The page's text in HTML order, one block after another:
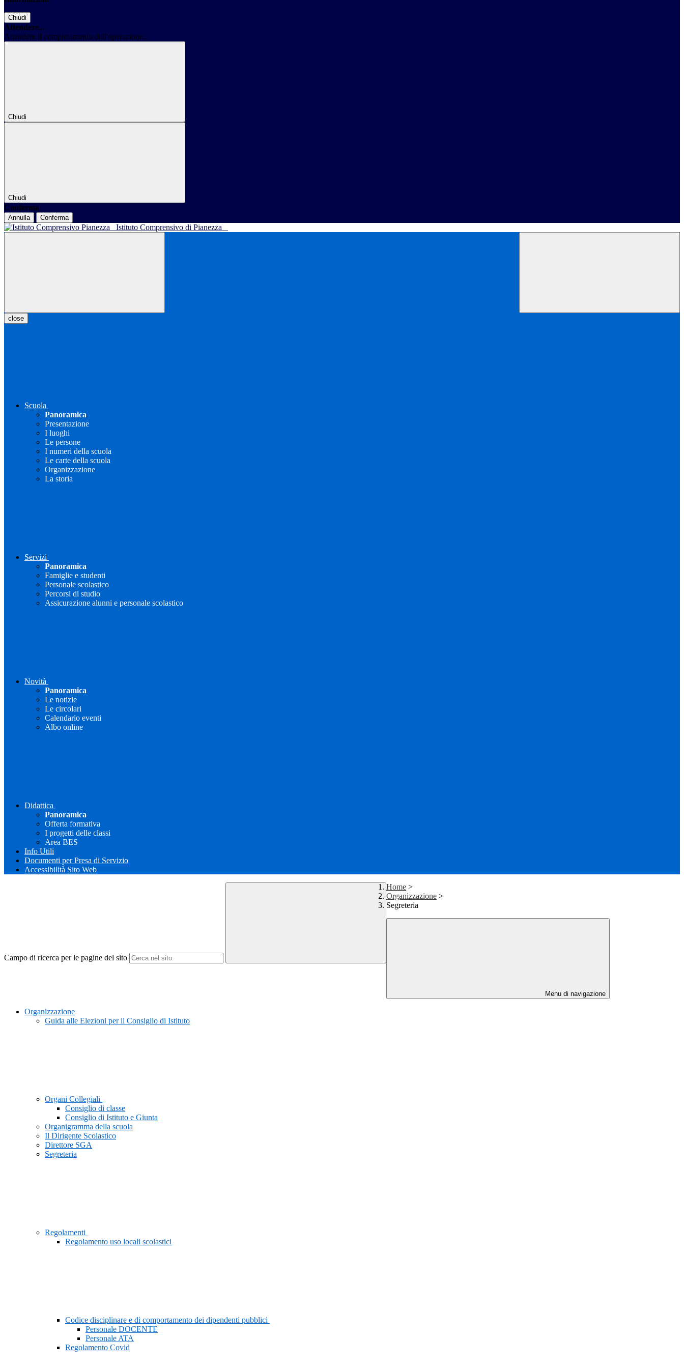
Chiudi
Attendere...
Attendere il completamento dell'operazione...
Chiudi
Chiudi
Conferma
Annulla Conferma
Istituto Comprensivo di Pianezza
close
Scuola
Panoramica
Presentazione
I luoghi
Le persone
I numeri della scuola
Le carte della scuola
Organizzazione
La storia
Servizi
Panoramica
Famiglie e studenti
Personale scolastico
Percorsi di studio
Assicurazione alunni e personale scolastico
Novità
Panoramica
Le notizie
Le circolari
Calendario eventi
Albo online
Didattica
Panoramica
Offerta formativa
I progetti delle classi
Area BES
Info Utili
Documenti per Presa di Servizio
Accessibilità Sito Web
Campo di ricerca per le pagine del sito
Home >
Organizzazione >
Segreteria
Menu di navigazione
Organizzazione
Guida alle Elezioni per il Consiglio di Istituto
Organi Collegiali
Consiglio di classe
Consiglio di Istituto e Giunta
Organigramma della scuola
Il Dirigente Scolastico
Direttore SGA
Segreteria
Regolamenti
Regolamento uso locali scolastici
Codice disciplinare e di comportamento dei dipendenti pubblici
Personale DOCENTE
Personale ATA
Regolamento Covid